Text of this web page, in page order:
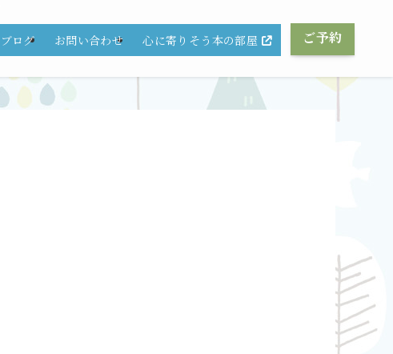
ブログ お問い合わせ 心に寄りそう本の部屋 ご予約